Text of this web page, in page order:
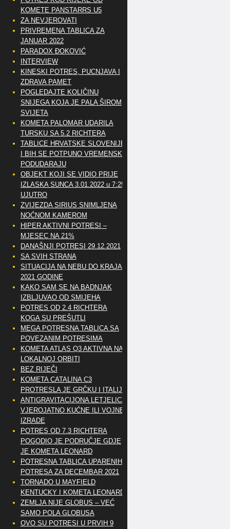
KOMETE PANSTARRS U5
ZA NEVJEROVATI
PRIVREMENA TABLICA ZA
JANUAR 2022
PARADOX ĐOKOVIĆ
INTERVIEW
KINESKI POTRES, PUCNJAVA I
ZDRAVA PAMET
POGLEDAJTE KOLIČINU
SNIJEGA KOJA JE PALA ŠIROM
SVIJETA
KOMETA PALOMAR UDARILA
TURSKU SA 5.2 RICHTERA
TABLICE HRVATSKE SLOVENIJE
I BIH SE POTPUNO VREMENSKI
PODUDARAJU
OBJEKT KOJI SE VIDIO PRIJE
IZLASKA SUNCA 3.01.2022 u 7:25
UJUTRO
ZVIJEZDA SIRIUS SNIMLJENA
NOĆNOM KAMEROM
HIPER AKTIVNI POTRESI –
MJESEC NA 21%
DANAŠNJI POTRESI 29.12.2021
SA SVIH STRANA
SITUACIJA NA NEBU DO KRAJA
2021 GODINE
KAKO SAM SE NA BADNJAK
IZBLJUVAO OD SMIJEHA
POTRES OD 2.4 RICHTERA
KOGA SU PREŠUTLI
MEGA POTRESNA TABLICA SA
POVEZANIM POTRESIMA
KOMETA ATLAS Q3 AKTIVNA NA
LOKALNOJ ORBITI
BEZ RIJEČI
KOMETA CATALINA C3
PROTRESLA JE GRČKU I ITALIJU
ANTIGRAVITACIJONA LETJELICA
VJEROJATNO KUĆNE ILI VOJNE
IZRADE
POTRES OD 7.3 RICHTERA
POGODIO JE PODRUČJE GDJE
JE KOMETA LEONARD
POTRESNA TABLICA UPARENIH
POTRESA ZA DECEMBAR 2021
TORNADO U MAYFIELD
KENTUCKY I KOMETA LEONARD
ZEMLJA NIJE GLOBUS – VEĆ
SAMO POLA GLOBUSA
OVO SU POTRESI U PRVIH 9